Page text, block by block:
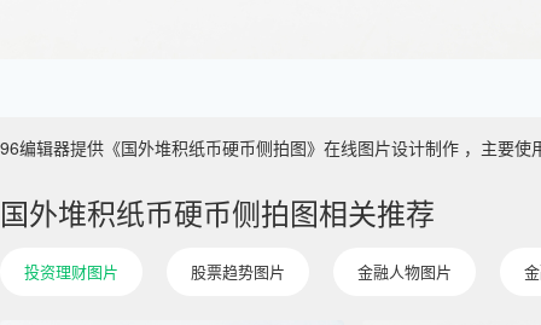
96编辑器提供《国外堆积纸币硬币侧拍图》在线图片设计制作 ，主要
国外堆积纸币硬币侧拍图相关推荐
投资理财图片 股票趋势图片 金融人物图片